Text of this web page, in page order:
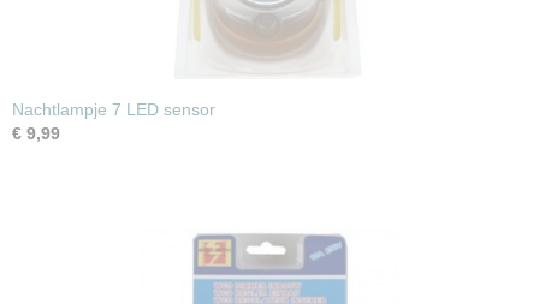
Nachtlampje 7 LED sensor
€ 9,99